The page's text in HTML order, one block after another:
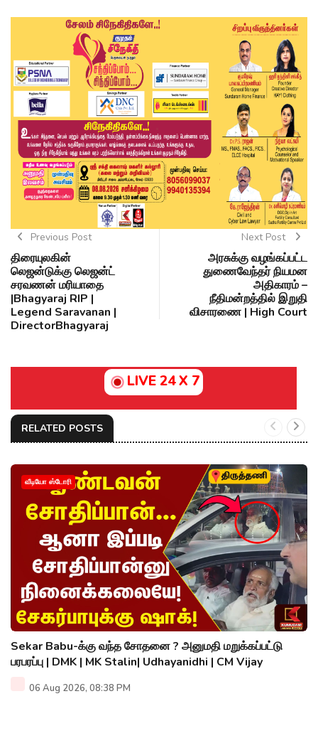
Previous Post
திரையுலகின்
லெஜன்டுக்கு லெஜன்ட்
சரவணன் மரியாதை
|Bhagyaraj RIP |
Legend Saravanan |
DirectorBhagyaraj
Next Post
அரசுக்கு வழங்கப்பட்ட
துணைவேந்தர் நியமன
அதிகாரம் –
நீதிமன்றத்தில் இறுதி
விசாரணை | High Court
LIVE 24 X 7
RELATED POSTS
வீடியோ ஸ்டோரி
Sekar Babu-க்கு வந்த சோதனை ? அனுமதி மறுக்கப்பட்டு
பரபரப்பு | DMK | MK Stalin| Udhayanidhi | CM Vijay
06 Aug 2026, 08:38 PM